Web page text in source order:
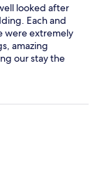
looked after
Each and
were extremely
amazing
our stay the